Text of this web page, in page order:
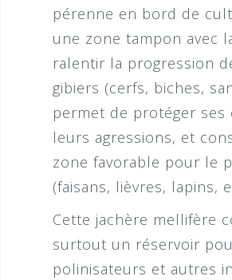
pérenne en bord de
une zone tampon avec
ralentir la progression
gibiers (cerfs, biches,
permet de protéger ses
leurs agressions, et
zone favorable pour le
(faisans, lièvres, lapins,
Cette jachère mellifère
surtout un réservoir
polinisateurs et autres